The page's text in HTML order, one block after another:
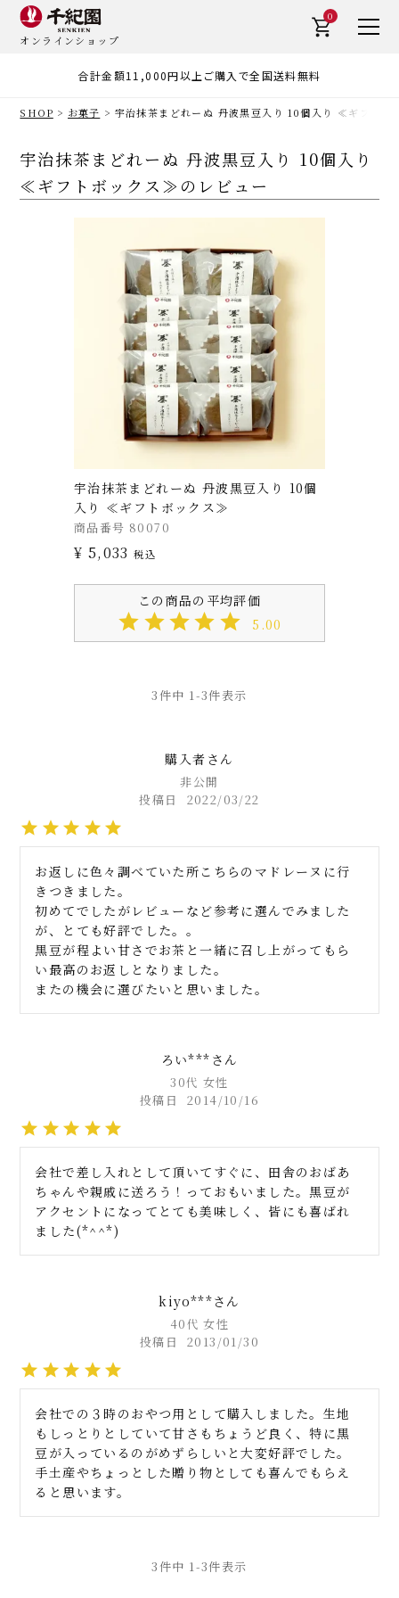
合計金額11,000円以上ご購入で全国送料無料
オンラインショップ
0
SHOP お菓子 宇治抹茶まどれーぬ 丹波黒豆入り 10個入り ≪ギフトボ
宇治抹茶まどれーぬ 丹波黒豆入り 10個入り
≪ギフトボックス≫のレビュー
宇治抹茶まどれーぬ 丹波黒豆入り 10個
入り ≪ギフトボックス≫
商品番号 80070
¥ 5,033 税込
5.00
3件中 1-3件表示
購入者
非公開
投稿日
2022/03/22
お返しに色々調べていた所こちらのマドレーヌに行
きつきました。
初めてでしたがレビューなど参考に選んでみました
が、とても好評でした。。
黒豆が程よい甘さでお茶と一緒に召し上がってもら
い最高のお返しとなりました。
またの機会に選びたいと思いました。
ろい***
30代 女性
投稿日
2014/10/16
会社で差し入れとして頂いてすぐに、田舎のおばあ
ちゃんや親戚に送ろう！っておもいました。黒豆が
アクセントになってとても美味しく、皆にも喜ばれ
ました(*^^*)
kiyo***
40代 女性
投稿日
2013/01/30
会社での３時のおやつ用として購入しました。生地
もしっとりとしていて甘さもちょうど良く、特に黒
豆が入っているのがめずらしいと大変好評でした。
手土産やちょっとした贈り物としても喜んでもらえ
ると思います。
3件中 1-3件表示